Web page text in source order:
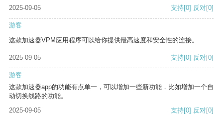
2025-09-05
支持[0] 反对[0]
游客
这款加速器VPM应用程序可以给你提供最高速度和安全性的连接。
2025-09-05 支持[0] 反对[0]
游客
这款加速器app的功能有点单一，可以增加一些新功能，比如增加一个自
动切换线路的功能。
2025-09-05
支持[0] 反对[0]